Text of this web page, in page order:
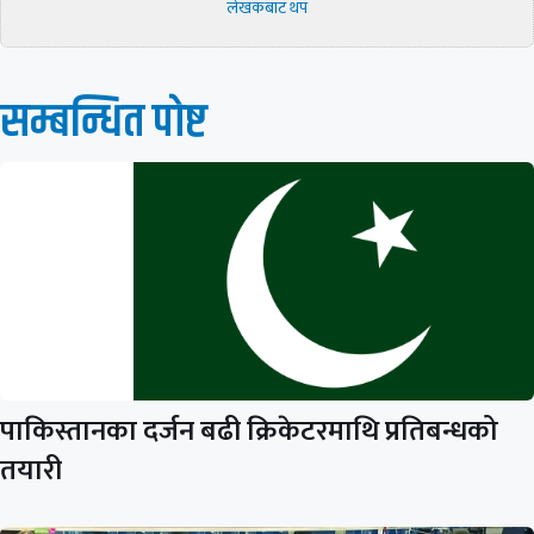
लेखकबाट थप
सम्बन्धित पाेष्ट
पाकिस्तानका दर्जन बढी क्रिकेटरमाथि प्रतिबन्धको
तयारी